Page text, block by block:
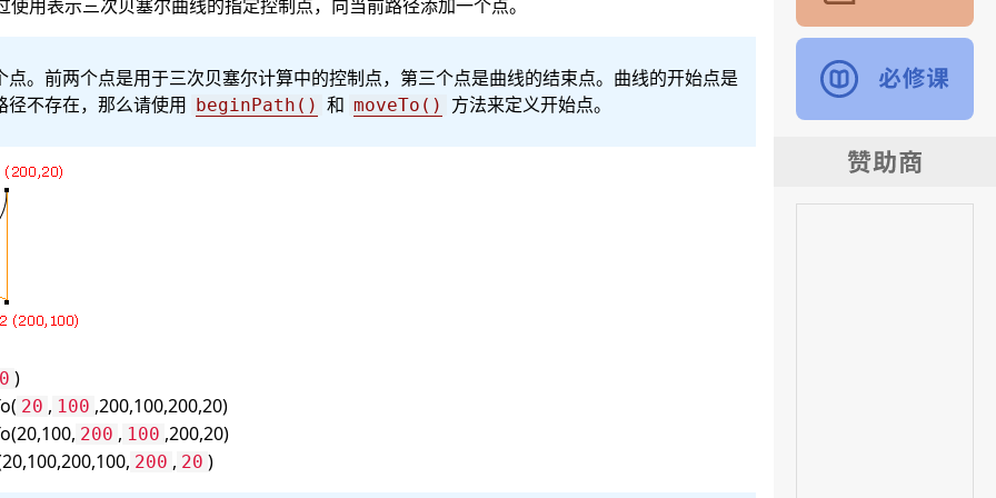
使用表示三次贝塞尔曲线的指定控制点，向当前路径添加一个点。
。前两个点是用于三次贝塞尔计算中的控制点，第三个点是曲线的结束点。曲线的开始点是
径不存在，那么请使用 beginPath() 和 moveTo() 方法来定义开始点。
)
20 , 100 ,200,100,200,20)
200 , 100 ,200,20)
200 , 20 )